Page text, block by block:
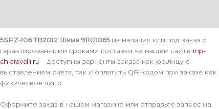
5SPZ-106 TB2012 Шкив 91101065 из наличия или под заказ с
гарантированными сроками поставки на нашем сайте mp-
chiaravalli.ru – доступны варианты заказа как юр.лицу с
выставлением счета, так и оплатить QR-кодом при заказе как
физическое лицо.
Оформите заказ в нашем магазине или отправьте запрос на